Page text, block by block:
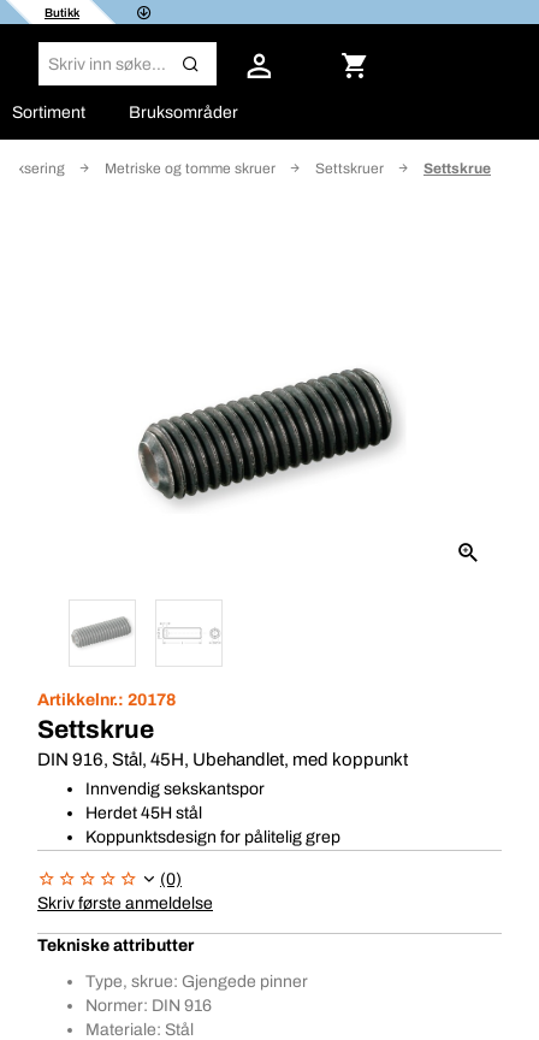
Butikk
Sortiment Bruksområder
fiksering Metriske og tomme skruer Settskruer Settskrue
Artikkelnr.: 20178
Settskrue
DIN 916, Stål, 45H, Ubehandlet, med koppunkt
Innvendig sekskantspor
Herdet 45H stål
Koppunktsdesign for pålitelig grep
(0)
Skriv første anmeldelse
Tekniske attributter
Type, skrue: Gjengede pinner
Normer: DIN 916
Materiale: Stål